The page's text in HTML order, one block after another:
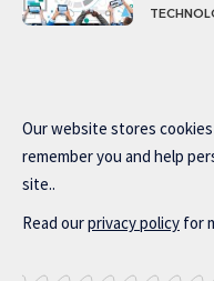
Our website stores
remember you and help
site..
Read ourprivacy policy for